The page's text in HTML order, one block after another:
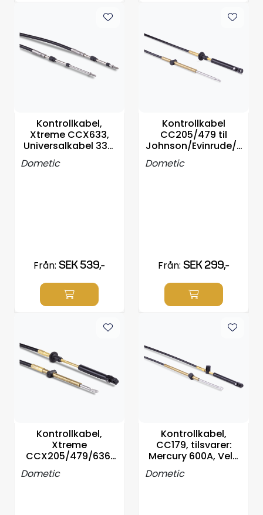
Kontrollkabel,
Xtreme CCX633,
Universalkabel 33C
Velg lengde
Dometic
Från: SEK 539,-
Kontrollkabel
CC205/479 til
Johnson/Evinrude/B
RP/OMC, Velg
Dometic
Från: SEK 299,-
Kontrollkabel,
Xtreme
CCX205/479/636,
J/E/BRP/OMC, Velg
Dometic
Kontrollkabel,
CC179, tilsvarer:
Mercury 600A, Velg
lengde
Dometic